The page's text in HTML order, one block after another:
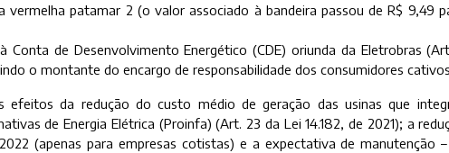
vermelha patamar 2 (o valor associado à bandeira passou de R$ 9,49
Conta de Desenvolvimento Energético (CDE) oriunda da Eletrobras
o montante do encargo de responsabilidade dos consumidores
efeitos da redução do custo médio de geração das usinas que
de Energia Elétrica (Proinfa) (Art. 23 da Lei 14.182, de 2021); a
(apenas para empresas cotistas) e a expectativa de manutenção